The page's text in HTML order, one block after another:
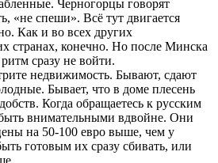
Черногорцы говорят
«не спеши». Всё тут двигается
Как и во всех других
странах, конечно. Но после Минска
сразу не войти.
недвижимость. Бывают, сдают
Бывает, что в доме плесень
Когда обращаетесь к русским
внимательными вдвойне. Они
на 50-100 евро выше, чем у
готовым их сразу сбивать, или